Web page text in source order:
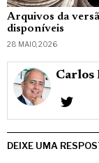
Arquivos da
disponíveis
28 MAIO, 2026
Carlos
DEIXE UMA